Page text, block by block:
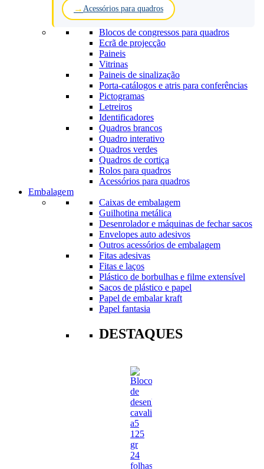
Acessórios para quadros
Blocos de congressos para quadros
Ecrã de projecção
Paineis
Vitrinas
Paineis de sinalização
Porta-catálogos e atris para conferências
Pictogramas
Letreiros
Identificadores
Quadros brancos
Quadro interativo
Quadros verdes
Quadros de cortiça
Rolos para quadros
Acessórios para quadros
Embalagem
Caixas de embalagem
Guilhotina metálica
Desenrolador e máquinas de fechar sacos
Envelopes auto adesivos
Outros acessórios de embalagem
Fitas adesivas
Fitas e laços
Plástico de borbulhas e filme extensível
Sacos de plástico e papel
Papel de embalar kraft
Papel fantasia
DESTAQUES